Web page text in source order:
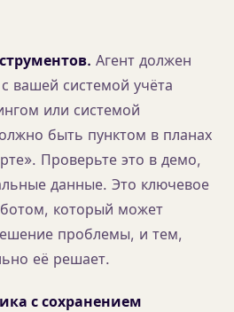
Агент должен
вашей системой учёта
или системой
быть пунктом в планах
Проверьте это в демо,
данные. Это ключевое
который может
проблемы, и тем,
её решает.
с сохранением